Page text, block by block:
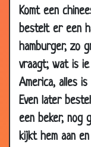
Komt een
bestelt er een
hamburger, zo
vraagt; wat is
America, alles
Even later
een beker, nog
kijkt hem aan
Mar
2003
28
2003
Rood-
27 Mar
2003
Elisabeth
2003